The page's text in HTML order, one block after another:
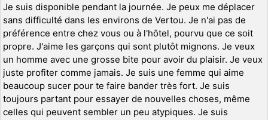
Je suis disponible pendant la journée. Je peux me déplacer
sans difficulté dans les environs de Vertou. Je n'ai pas de
préférence entre chez vous ou à l'hôtel, pourvu que ce soit
propre. J'aime les garçons qui sont plutôt mignons. Je veux
un homme avec une grosse bite pour avoir du plaisir. Je veux
juste profiter comme jamais. Je suis une femme qui aime
beaucoup sucer pour te faire bander très fort. Je suis
toujours partant pour essayer de nouvelles choses, même
celles qui peuvent sembler un peu atypiques. Je suis